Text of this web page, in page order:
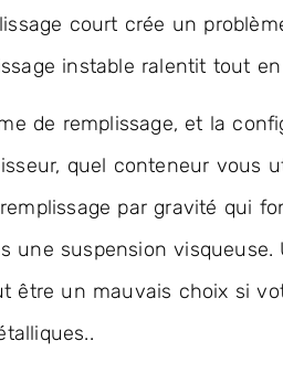
court crée un
instable ralentit tout
de remplissage, et la
quel conteneur vous
par gravité qui
une suspension
être un mauvais choix si